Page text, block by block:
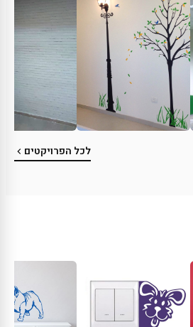
לכל הפרויקטים